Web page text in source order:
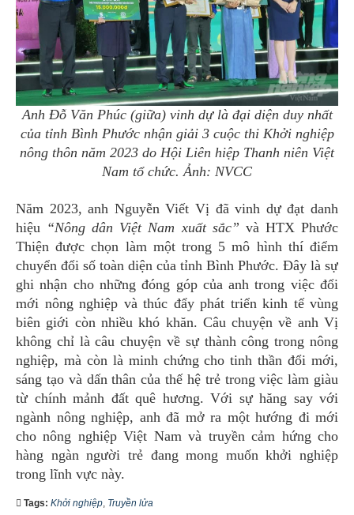
Anh Đỗ Văn Phúc (giữa) vinh dự là đại diện duy nhất
của tỉnh Bình Phước nhận giải 3 cuộc thi Khởi nghiệp
nông thôn năm 2023 do Hội Liên hiệp Thanh niên Việt
Nam tổ chức. Ảnh: NVCC
Năm 2023, anh Nguyễn Viết Vị đã vinh dự đạt danh
hiệu “Nông dân Việt Nam xuất sắc” và HTX Phước
Thiện được chọn làm một trong 5 mô hình thí điểm
chuyển đổi số toàn diện của tỉnh Bình Phước. Đây là sự
ghi nhận cho những đóng góp của anh trong việc đổi
mới nông nghiệp và thúc đẩy phát triển kinh tế vùng
biên giới còn nhiều khó khăn. Câu chuyện về anh Vị
không chỉ là câu chuyện về sự thành công trong nông
nghiệp, mà còn là minh chứng cho tinh thần đổi mới,
sáng tạo và dấn thân của thế hệ trẻ trong việc làm giàu
từ chính mảnh đất quê hương. Với sự hăng say với
ngành nông nghiệp, anh đã mở ra một hướng đi mới
cho nông nghiệp Việt Nam và truyền cảm hứng cho
hàng ngàn người trẻ đang mong muốn khởi nghiệp
trong lĩnh vực này.
Tags: Khởi nghiệp, Truyền lửa